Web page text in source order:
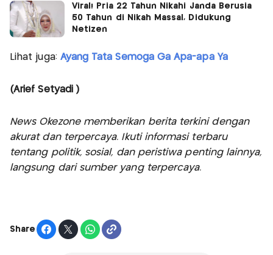
Viral! Pria 22 Tahun Nikahi Janda Berusia
50 Tahun di Nikah Massal, Didukung
Netizen
Lihat juga: Ayang Tata Semoga Ga Apa-apa Ya
(Arief Setyadi )
News Okezone memberikan berita terkini dengan
akurat dan terpercaya. Ikuti informasi terbaru
tentang politik, sosial, dan peristiwa penting lainnya,
langsung dari sumber yang terpercaya.
Share